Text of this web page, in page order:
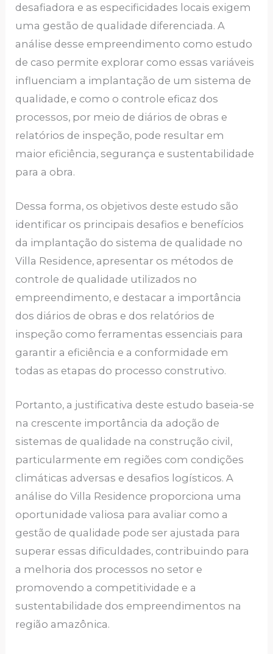
desafiadora e as especificidades locais exigem
uma gestão de qualidade diferenciada. A
análise desse empreendimento como estudo
de caso permite explorar como essas variáveis
influenciam a implantação de um sistema de
qualidade, e como o controle eficaz dos
processos, por meio de diários de obras e
relatórios de inspeção, pode resultar em
maior eficiência, segurança e sustentabilidade
para a obra.
Dessa forma, os objetivos deste estudo são
identificar os principais desafios e benefícios
da implantação do sistema de qualidade no
Villa Residence, apresentar os métodos de
controle de qualidade utilizados no
empreendimento, e destacar a importância
dos diários de obras e dos relatórios de
inspeção como ferramentas essenciais para
garantir a eficiência e a conformidade em
todas as etapas do processo construtivo.
Portanto, a justificativa deste estudo baseia-se
na crescente importância da adoção de
sistemas de qualidade na construção civil,
particularmente em regiões com condições
climáticas adversas e desafios logísticos. A
análise do Villa Residence proporciona uma
oportunidade valiosa para avaliar como a
gestão de qualidade pode ser ajustada para
superar essas dificuldades, contribuindo para
a melhoria dos processos no setor e
promovendo a competitividade e a
sustentabilidade dos empreendimentos na
região amazônica.